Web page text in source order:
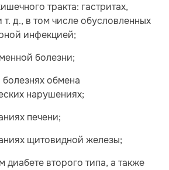
тракта: гастритах,
т. д., в том числе обусловленных
инфекцией;
болезни;
обмена
нарушениях;
печени;
щитовидной железы;
диабете второго типа, а также